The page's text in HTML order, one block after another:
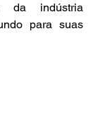
da indústria
para suas